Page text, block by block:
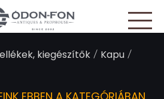
kiegészítők/ Kapu/